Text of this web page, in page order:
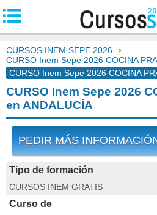
CURSOS INEM SEPE 2026
CURSO Inem Sepe 2026 COCINA
CURSO Inem Sepe 2026 COCINA
CURSO Inem Sepe 2026
en ANDALUCÍA
PEDIR MÁS
Tipo de formación
CURSOS INEM GRATIS
Curso de